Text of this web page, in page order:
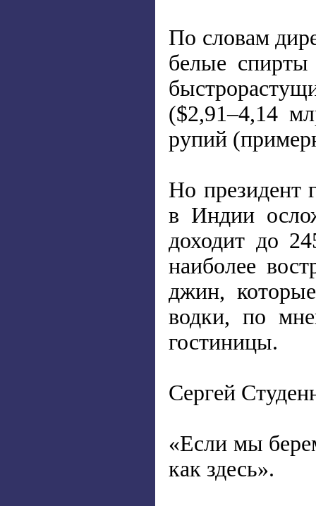
По словам
белые
($2,91–4,14
рупий
Но президент
в Индии
доходит до
наиболее
джин,
водки, по
гостиницы.
Сергей
«Если мы
как здесь».